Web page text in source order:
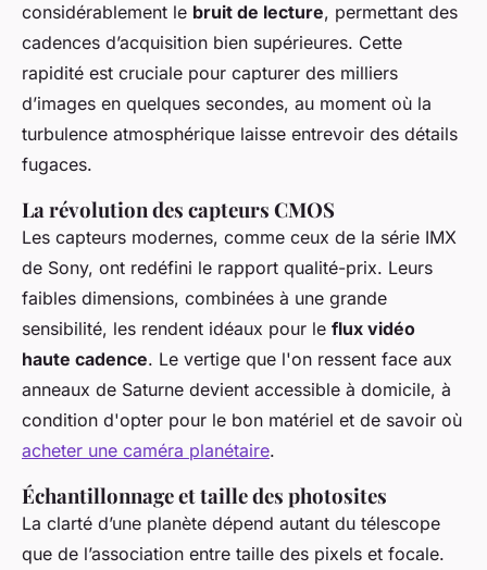
considérablement le bruit de lecture, permettant des
cadences d’acquisition bien supérieures. Cette
rapidité est cruciale pour capturer des milliers
d’images en quelques secondes, au moment où la
turbulence atmosphérique laisse entrevoir des détails
fugaces.
La révolution des capteurs CMOS
Les capteurs modernes, comme ceux de la série IMX
de Sony, ont redéfini le rapport qualité-prix. Leurs
faibles dimensions, combinées à une grande
sensibilité, les rendent idéaux pour le flux vidéo
haute cadence. Le vertige que l'on ressent face aux
anneaux de Saturne devient accessible à domicile, à
condition d'opter pour le bon matériel et de savoir où
acheter une caméra planétaire.
Échantillonnage et taille des photosites
La clarté d’une planète dépend autant du télescope
que de l’association entre taille des pixels et focale.